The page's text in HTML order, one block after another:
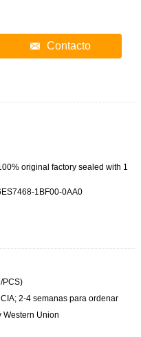
Contacto
original factory sealed with 1
1BF00-0AA0
PCS)
2-4 semanas para ordenar
Western Union